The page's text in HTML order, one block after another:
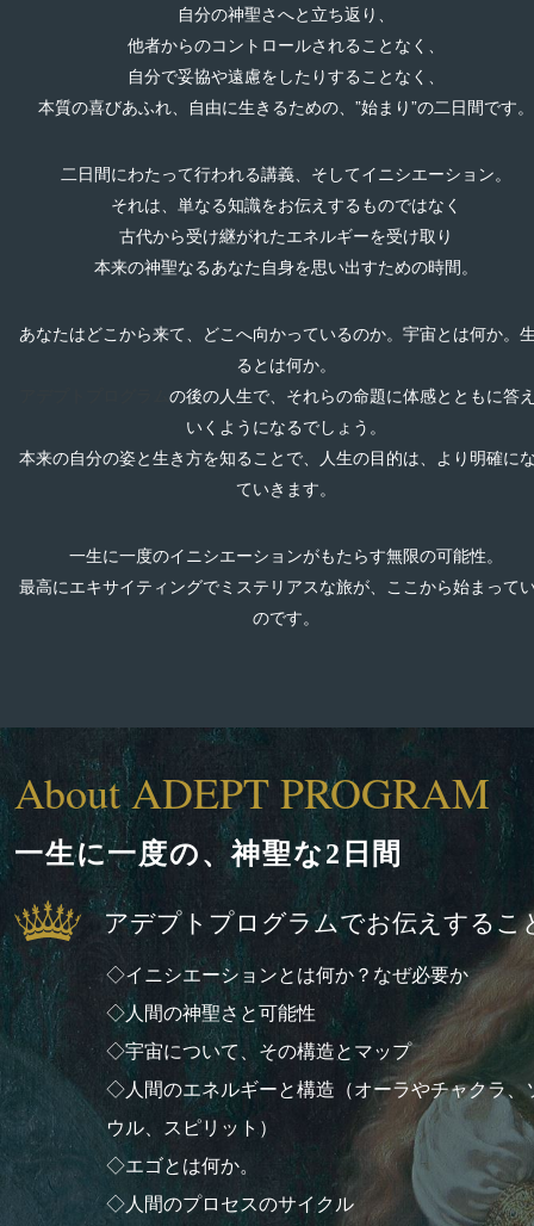
自分の神聖さへと立ち返り、
他者からのコントロールされることなく、
自分で妥協や遠慮をしたりすることなく、
本質の喜びあふれ、自由に生きるための、”始まり”の二日間です。
二日間にわたって行われる講義、そしてイニシエーション。
それは、単なる知識をお伝えするものではなく
古代から受け継がれたエネルギーを受け取り
本来の神聖なるあなた自身を思い出すための時間。
あなたはどこから来て、どこへ向かっているのか。宇宙とは何か。
るとは何か。
の後の人生で、それらの命題に体感とともに答
いくようになるでしょう。
本来の自分の姿と生き方を知ることで、人生の目的は、より明確に
ていきます。
一生に一度のイニシエーションがもたらす無限の可能性。
最高にエキサイティングでミステリアスな旅が、ここから始まって
のです。
About ADEPT PROGRAM
一生に一度の、神聖な2日間
アデプトプログラムでお伝えするこ
◇イニシエーションとは何か？なぜ必要か
◇人間の神聖さと可能性
◇宇宙について、その構造とマップ
◇人間のエネルギーと構造（オーラやチャクラ、
ウル、スピリット）
◇エゴとは何か。
◇人間のプロセスのサイクル